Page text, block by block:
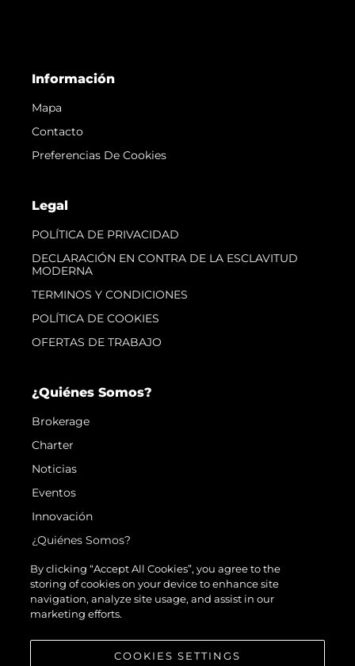
Información
Mapa
Contacto
Preferencias De Cookies
Legal
POLÍTICA DE PRIVACIDAD
DECLARACIÓN EN CONTRA DE LA ESCLAVITUD
MODERNA
TERMINOS Y CONDICIONES
POLÍTICA DE COOKIES
OFERTAS DE TRABAJO
¿Quiénes Somos?
Brokerage
Charter
Noticias
Eventos
Innovación
¿Quiénes Somos?
El Equipo
Estilo De Vida
Historia
By clicking “Accept All Cookies”, you agree to the
storing of cookies on your device to enhance site
navigation, analyze site usage, and assist in our
marketing efforts.
COOKIES SETTINGS